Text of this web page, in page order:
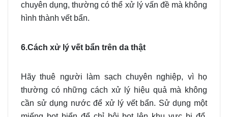
chuyên dụng, thường có thể xử lý vấn đề mà không
hình thành vết bẩn.
6.Cách xử lý vết bẩn trên da thật
Hãy thuê người làm sạch chuyên nghiệp, vì họ
thường có những cách xử lý hiệu quả mà không
cần sử dụng nước để xử lý vết bẩn. Sử dụng một